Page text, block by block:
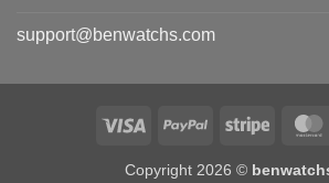
support@benwatchs.com
Visa PayPal Stripe
Copyright 2026 ©